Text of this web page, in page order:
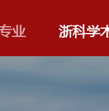
留学浙科